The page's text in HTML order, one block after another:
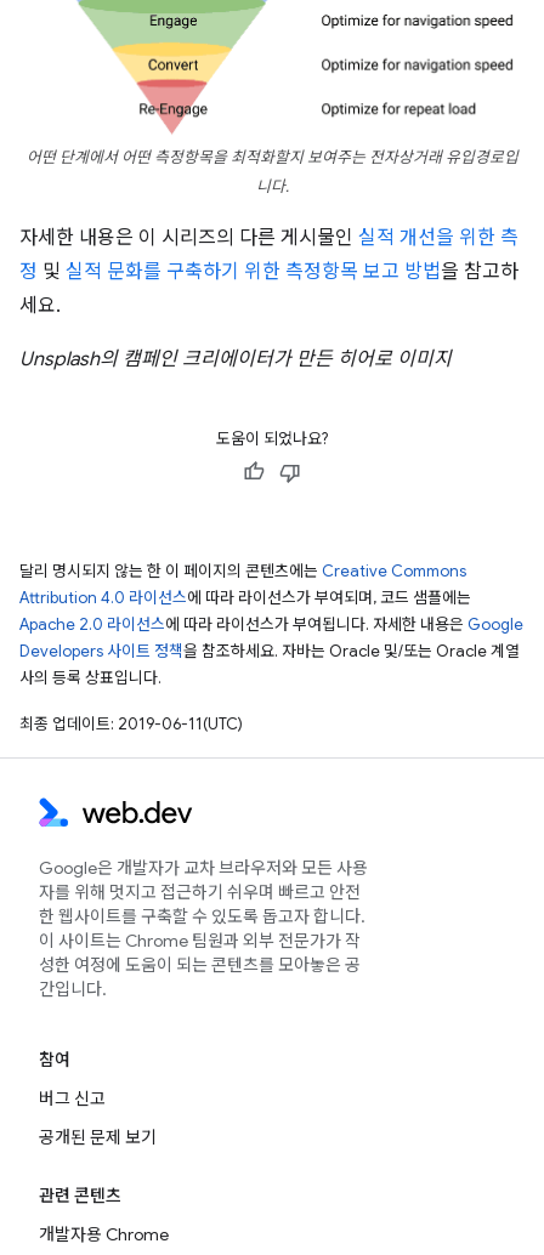
어떤 단계에서 어떤 측정항목을 최적화할지 보여주는 전자상거래 유입경로입
니다.
자세한 내용은 이 시리즈의 다른 게시물인 실적 개선을 위한 측
정 및 실적 문화를 구축하기 위한 측정항목 보고 방법을 참고하
세요.
Unsplash의 캠페인 크리에이터가 만든 히어로 이미지
도움이 되었나요?
달리 명시되지 않는 한 이 페이지의 콘텐츠에는 Creative Commons
Attribution 4.0 라이선스에 따라 라이선스가 부여되며, 코드 샘플에는
Apache 2.0 라이선스에 따라 라이선스가 부여됩니다. 자세한 내용은 Google
Developers 사이트 정책을 참조하세요. 자바는 Oracle 및/또는 Oracle 계열
사의 등록 상표입니다.
최종 업데이트: 2019-06-11(UTC)
Google은 개발자가 교차 브라우저와 모든 사용
자를 위해 멋지고 접근하기 쉬우며 빠르고 안전
한 웹사이트를 구축할 수 있도록 돕고자 합니다.
이 사이트는 Chrome 팀원과 외부 전문가가 작
성한 여정에 도움이 되는 콘텐츠를 모아놓은 공
간입니다.
참여
버그 신고
공개된 문제 보기
관련 콘텐츠
개발자용 Chrome